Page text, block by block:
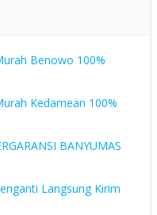
Benowo 100%
Kedamean 100%
BANYUMAS
Langsung Kirim